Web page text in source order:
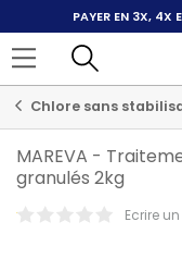
PAYER EN 3X, 4X
Chlore sans
MAREVA -
granulés 2kg
Ecrire